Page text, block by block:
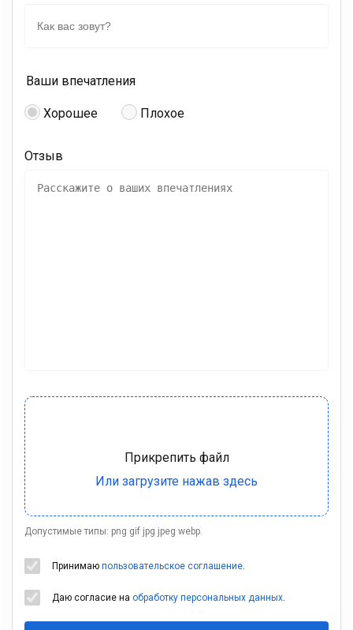
Ваши впечатления
Хорошее Плохое
Отзыв
Допустимые типы: png gif jpg jpeg webp.
Принимаю пользовательское соглашение.
Даю согласие на обработку персональных данных.